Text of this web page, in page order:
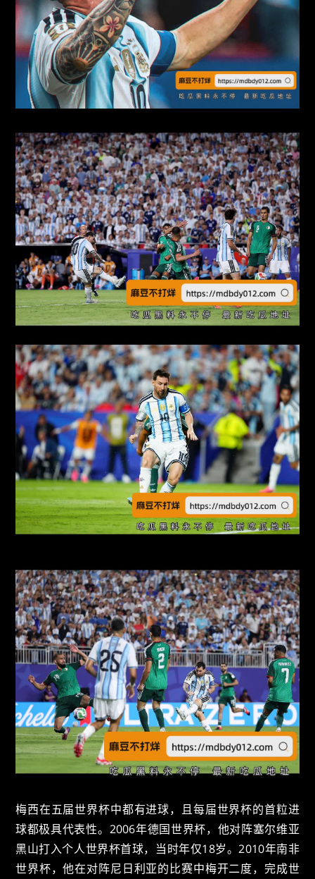
梅西在五届世界杯中都有进球，且每届世界杯的首粒进
球都极具代表性。2006年德国世界杯，他对阵塞尔维亚
黑山打入个人世界杯首球，当时年仅18岁。2010年南非
世界杯，他在对阵尼日利亚的比赛中梅开二度，完成世